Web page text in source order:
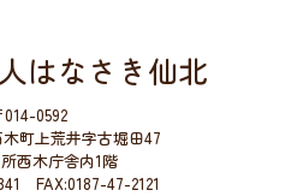
はなさき仙北
014-0592
町上荒井字古堀田47
西木庁舎内1階
FAX:0187-47-2121